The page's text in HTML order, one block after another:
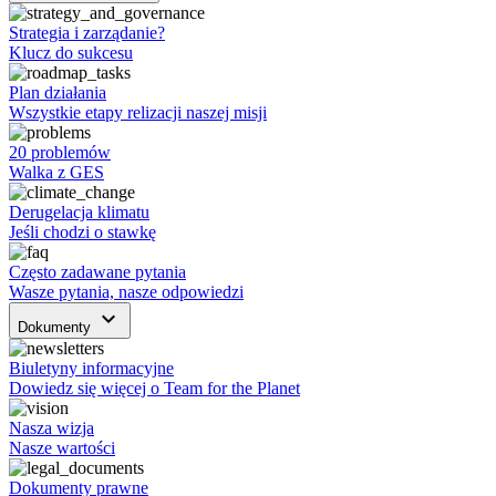
Strategia i zarządanie?
Klucz do sukcesu
Plan działania
Wszystkie etapy relizacji naszej misji
20 problemów
Walka z GES
Derugelacja klimatu
Jeśli chodzi o stawkę
Często zadawane pytania
Wasze pytania, nasze odpowiedzi
Dokumenty keyboard_arrow_down
Biuletyny informacyjne
Dowiedz się więcej o Team for the Planet
Nasza wizja
Nasze wartości
Dokumenty prawne